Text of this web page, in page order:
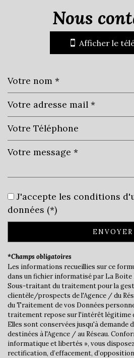
Bureau de poste
statistiques
Nombre d'habitants
Propriétaires (vs. locataires)
Taxe habitation
Taxe foncière
Habitants de moins de 25 ans
nous
Afficher le
J'accepte les conditions
données (*)
ENVOYER
*Champs obligatoires
Les informations recueillies sur ce
dans un fichier informatisé par La
Sous-traitant du traitement pour la
clientèle/prospects de l'Agence / du
du Traitement de vos Données
traitement repose sur l'intérêt légitime
Elles sont conservées jusqu'à demande
destinées à l'Agence / au Réseau.
informatique et libertés », vous
rectification, d’effacement,